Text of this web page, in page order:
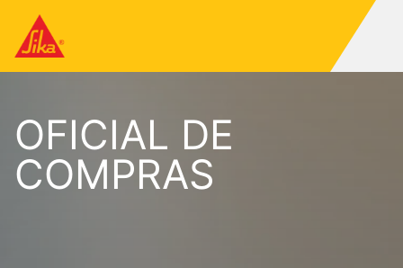
OFICIAL DE
COMPRAS